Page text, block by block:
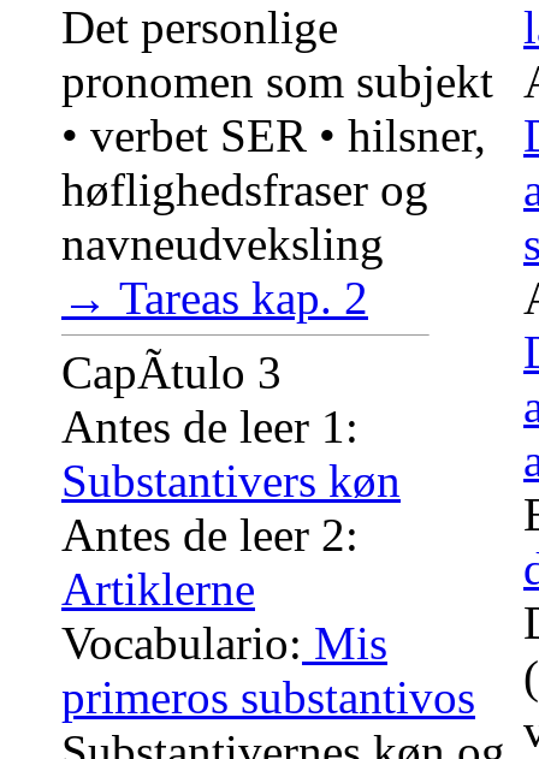
Det personlige
pronomen som subjekt
• verbet SER • hilsner,
høflighedsfraser og
navneudveksling
→ Tareas kap. 2
CapÃ­tulo 3
Antes de leer 1:
Substantivers køn
Antes de leer 2:
Artiklerne
Vocabulario: Mis
primeros substantivos